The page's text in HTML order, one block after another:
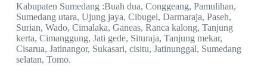
Kabupaten Sumedang :Buah dua, Conggeang, Pamulihan,
Sumedang utara, Ujung jaya, Cibugel, Darmaraja, Paseh,
Surian, Wado, Cimalaka, Ganeas, Ranca kalong, Tanjung
kerta, Cimanggung, Jati gede, Situraja, Tanjung mekar,
Cisarua, Jatinangor, Sukasari, cisitu, Jatinunggal, Sumedang
selatan, Tomo.